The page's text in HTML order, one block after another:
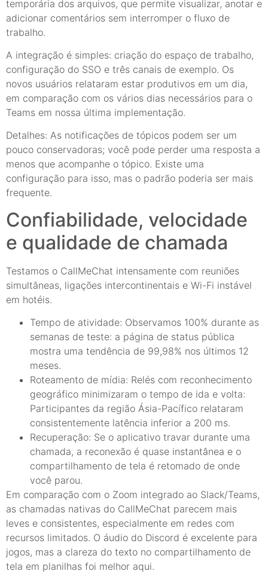
temporária dos arquivos, que permite visualizar, anotar e
adicionar comentários sem interromper o fluxo de
trabalho.
A integração é simples: criação do espaço de trabalho,
configuração do SSO e três canais de exemplo. Os
novos usuários relataram estar produtivos em um dia,
em comparação com os vários dias necessários para o
Teams em nossa última implementação.
Detalhes: As notificações de tópicos podem ser um
pouco conservadoras; você pode perder uma resposta a
menos que acompanhe o tópico. Existe uma
configuração para isso, mas o padrão poderia ser mais
frequente.
Confiabilidade, velocidade
e qualidade de chamada
Testamos o CallMeChat intensamente com reuniões
simultâneas, ligações intercontinentais e Wi-Fi instável
em hotéis.
Tempo de atividade: Observamos 100% durante as
semanas de teste: a página de status pública
mostra uma tendência de 99,98% nos últimos 12
meses.
Roteamento de mídia: Relés com reconhecimento
geográfico minimizaram o tempo de ida e volta:
Participantes da região Ásia-Pacífico relataram
consistentemente latência inferior a 200 ms.
Recuperação: Se o aplicativo travar durante uma
chamada, a reconexão é quase instantânea e o
compartilhamento de tela é retomado de onde
você parou.
Em comparação com o Zoom integrado ao Slack/Teams,
as chamadas nativas do CallMeChat parecem mais
leves e consistentes, especialmente em redes com
recursos limitados. O áudio do Discord é excelente para
jogos, mas a clareza do texto no compartilhamento de
tela em planilhas foi melhor aqui.